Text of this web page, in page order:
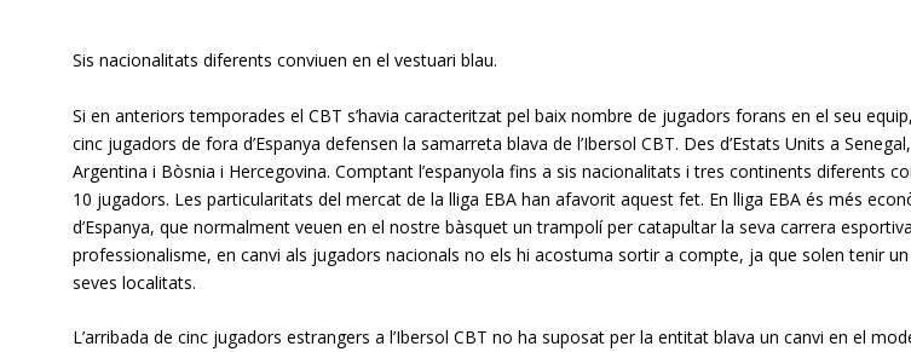
Sis nacionalitats diferents conviuen en el vestuari blau.
Si en anteriors temporades el CBT s’havia caracteritzat pel baix nombre de jugadors forans en el seu
cinc jugadors de fora d’Espanya defensen la samarreta blava de l’Ibersol CBT. Des d’Estats Units a
Argentina i Bòsnia i Hercegovina. Comptant l’espanyola fins a sis nacionalitats i tres continents diferents
10 jugadors. Les particularitats del mercat de la lliga EBA han afavorit aquest fet. En lliga EBA és més
d’Espanya, que normalment veuen en el nostre bàsquet un trampolí per catapultar la seva carrera
professionalisme, en canvi als jugadors nacionals no els hi acostuma sortir a compte, ja que solen tenir
seves localitats.
L’arribada de cinc jugadors estrangers a l’Ibersol CBT no ha suposat per la entitat blava un canvi en el